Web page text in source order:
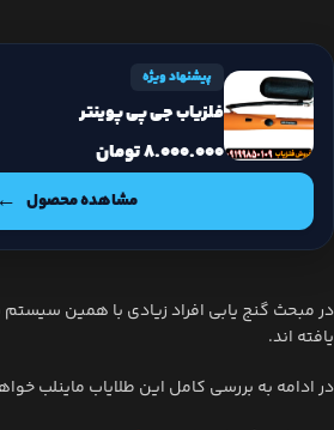
پیشنهاد ویژه
فلزیاب جی پی پوینتر
8.000.000تومان
مشاهده محصول
در مبحث گنج یابی افراد زیادی با همین
یافته اند.
در ادامه به بررسی کامل این طلایاب ماینلب